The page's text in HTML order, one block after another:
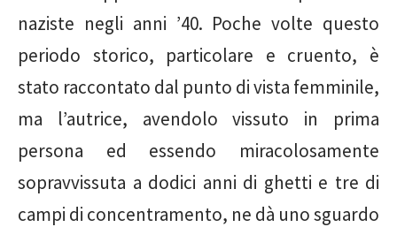
naziste negli anni ’40. Poche volte questo
periodo storico, particolare e cruento, è
stato raccontato dal punto di vista femminile,
ma l’autrice, avendolo vissuto in prima
persona ed essendo miracolosamente
sopravvissuta a dodici anni di ghetti e tre di
campi di concentramento, ne dà uno sguardo